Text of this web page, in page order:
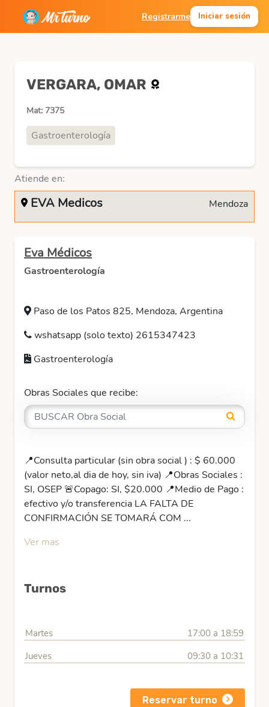
Registrarme Iniciar sesión
VERGARA, OMAR
Mat: 7375
Gastroenterología
Atiende en:
EVA Medicos Mendoza
Eva Médicos
Gastroenterología
Paso de los Patos 825, Mendoza, Argentina
wshatsapp (solo texto) 2615347423
Gastroenterología
Obras Sociales que recibe:
📍Consulta particular (sin obra social ) : $ 60.000
(valor neto,al dia de hoy, sin iva) 📍Obras Sociales :
SI, OSEP 🚨Copago: SI, $20.000 📍Medio de Pago :
efectivo y/o transferencia LA FALTA DE
CONFIRMACIÓN SE TOMARÁ COM ...
Ver mas
Turnos
Martes
17:00 a 18:59
Jueves
09:30 a 10:31
Reservar turno